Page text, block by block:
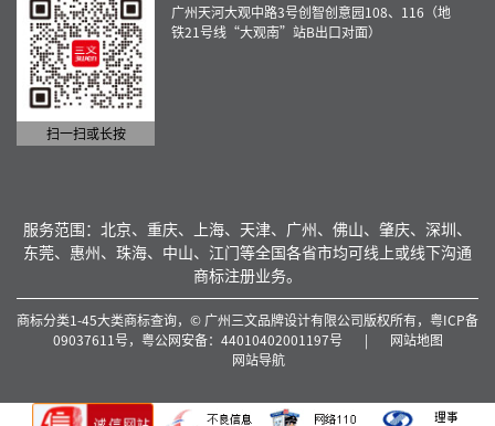
扫一扫或长按
广州天河大观中路3号创智创意园108、116（地
铁21号线“大观南”站B出口对面）
服务范围：北京、重庆、上海、天津、广州、佛山、肇庆、深圳、
东莞、惠州、珠海、中山、江门等全国各省市均可线上或线下沟通
商标注册业务。
商标分类1-45大类商标查询，© 广州三文品牌设计有限公司版权所有， 粤ICP备
09037611号， 粤公网安备：44010402001197号 |
网站地图
网站导航